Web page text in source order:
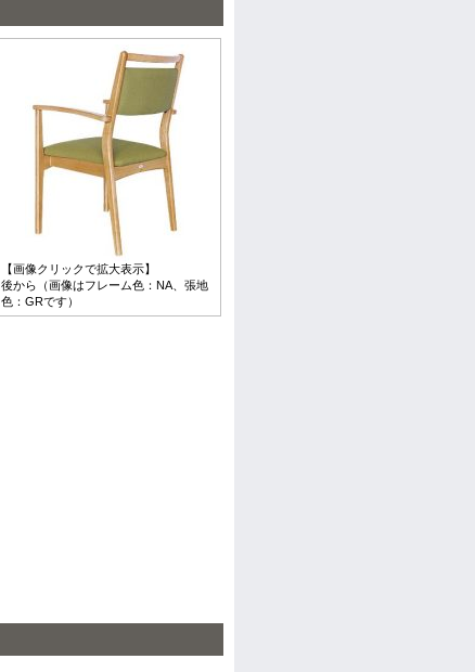
【画像クリックで拡大表示】
後から（画像はフレーム色：NA、張地
色：GRです）